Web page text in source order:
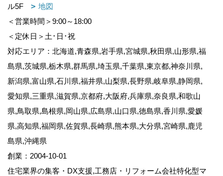
ル5F
地図
＜営業時間＞9:00～18:00
＜定休日＞土･日･祝
対応エリア：北海道,青森県,岩手県,宮城県,秋田県,山形県,福
島県,茨城県,栃木県,群馬県,埼玉県,千葉県,東京都,神奈川県,
新潟県,富山県,石川県,福井県,山梨県,長野県,岐阜県,静岡県,
愛知県,三重県,滋賀県,京都府,大阪府,兵庫県,奈良県,和歌山
県,鳥取県,島根県,岡山県,広島県,山口県,徳島県,香川県,愛媛
県,高知県,福岡県,佐賀県,長崎県,熊本県,大分県,宮崎県,鹿児
島県,沖縄県
創業：2004-10-01
住宅業界の集客・DX支援,工務店・リフォーム会社特化型マ